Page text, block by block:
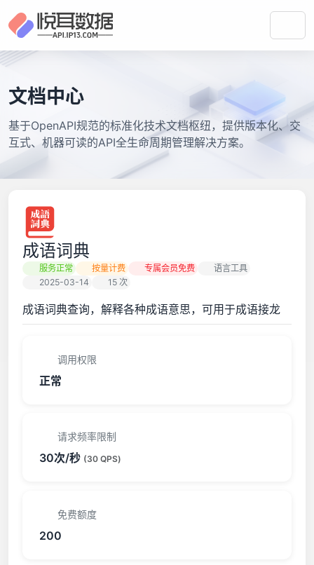
文档中心
基于OpenAPI规范的标准化技术文档枢纽，提供版本化、交
互式、机器可读的API全生命周期管理解决方案。
成语词典
服务正常 按量计费 专属会员免费
语言工具
2025-03-14
15 次
成语词典查询，解释各种成语意思，可用于成语接龙
调用权限
正常
请求频率限制
30次/秒 (30 QPS)
免费额度
200